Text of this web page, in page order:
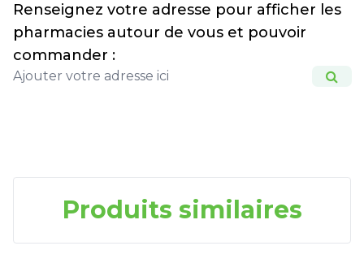
Renseignez votre adresse pour afficher les
pharmacies autour de vous et pouvoir
commander :
Produits similaires